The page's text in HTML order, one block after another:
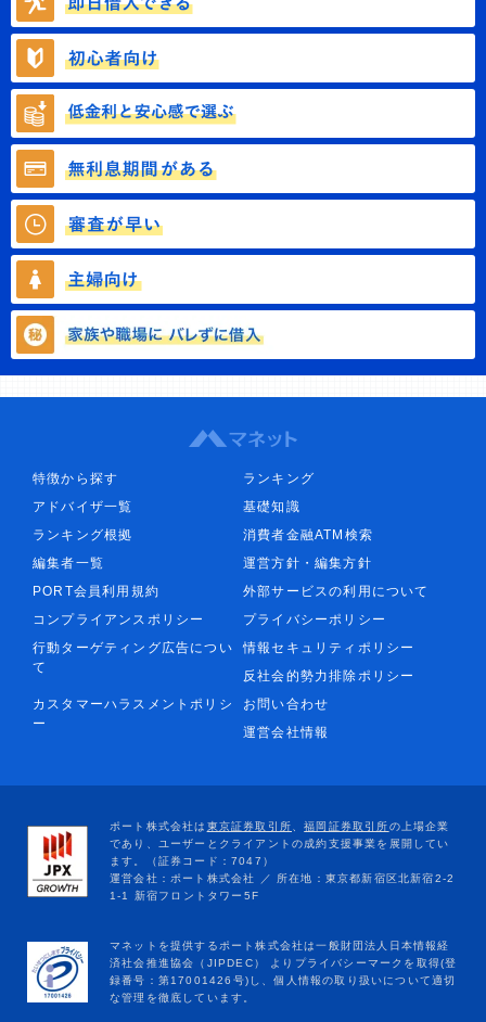
特徴から探す
ランキング
アドバイザ一覧
基礎知識
ランキング根拠
消費者金融ATM検索
編集者一覧
運営方針・編集方針
PORT会員利用規約
外部サービスの利用について
コンプライアンスポリシー
プライバシーポリシー
行動ターゲティング広告につい
て
情報セキュリティポリシー
反社会的勢力排除ポリシー
カスタマーハラスメントポリシ
ー
お問い合わせ
運営会社情報